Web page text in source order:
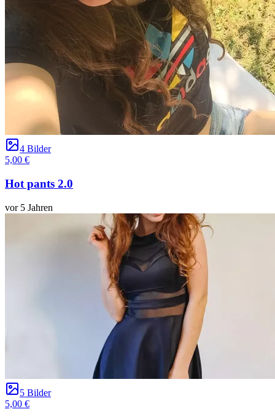
4 Bilder
5,00 €
Hot pants 2.0
vor 5 Jahren
5 Bilder
5,00 €